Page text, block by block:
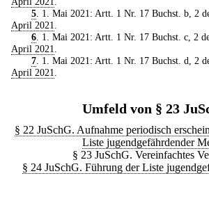
5. 1. Mai 2021: Artt. 1 Nr. 17 Buchst. b, 2
April 2021
6. 1. Mai 2021: Artt. 1 Nr. 17 Buchst. c, 2
April 2021
7. 1. Mai 2021: Artt. 1 Nr. 17 Buchst. d, 2
April 2021
Umfeld von § 23
§ 22 JuSchG. Aufnahme periodisch
Liste jugendgefährdender
§ 23 JuSchG. Vereinfachtes
§ 24 JuSchG. Führung der Liste